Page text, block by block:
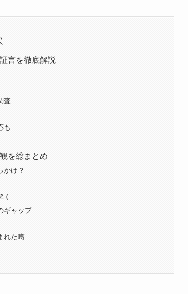
言を徹底解説
査
も
を総まとめ
かけ？
ギャップ
れた噂